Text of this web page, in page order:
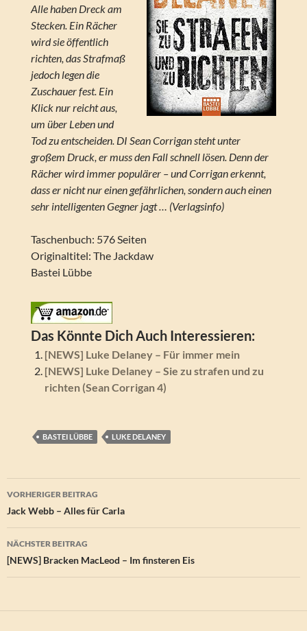
Alle haben Dreck am
Stecken. Ein Rächer
wird sie öffentlich
richten, das Strafmaß
jedoch legen die
Zuschauer fest. Ein
Klick nur reicht aus,
um über Leben und
Tod zu entscheiden. DI Sean Corrigan steht unter
großem Druck, er muss den Fall schnell lösen. Denn der
Rächer wird immer populärer – und Corrigan erkennt,
dass er nicht nur einen gefährlichen, sondern auch einen
sehr intelligenten Gegner jagt … (Verlagsinfo)
Taschenbuch: 576 Seiten
Originaltitel: The Jackdaw
Bastei Lübbe
Das Könnte Dich Auch Interessieren:
[NEWS] Luke Delaney – Für immer mein
[NEWS] Luke Delaney – Sie zu strafen und zu
richten (Sean Corrigan 4)
BASTEI LÜBBE LUKE DELANEY
Beitragsnavigation
VORHERIGER BEITRAG
Jack Webb – Alles für Carla
NÄCHSTER BEITRAG
[NEWS] Bracken MacLeod – Im finsteren Eis